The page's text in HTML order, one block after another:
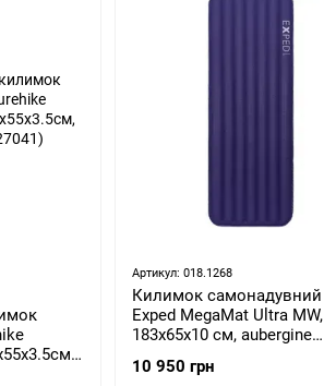
Артикул: 018.1268
Килимок самонадувний
Exped MegaMat Ultra MW,
183х65х10 см, aubergine
10 950 грн